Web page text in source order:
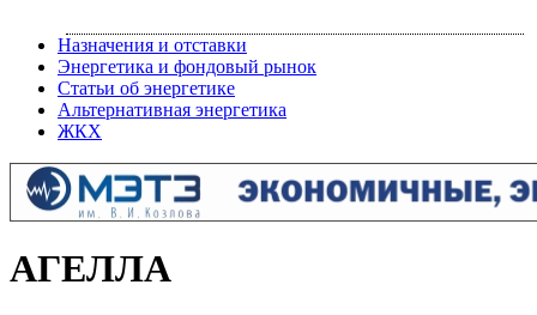
Назначения и отставки
Энергетика и фондовый рынок
Статьи об энергетике
Альтернативная энергетика
ЖКХ
АГЕЛЛА